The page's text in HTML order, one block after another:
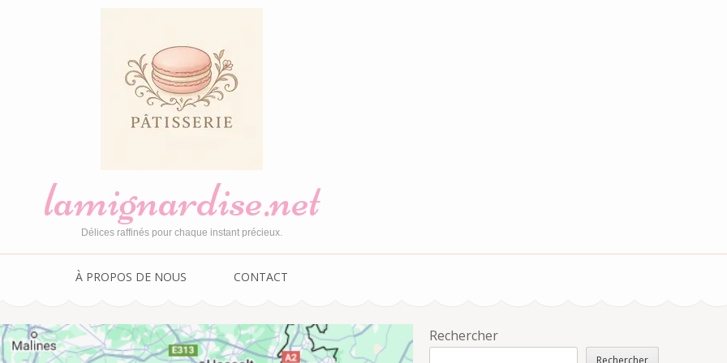
lamignardise.net
Délices raffinés pour chaque instant précieux.
À PROPOS DE NOUS CONTACT
Rechercher